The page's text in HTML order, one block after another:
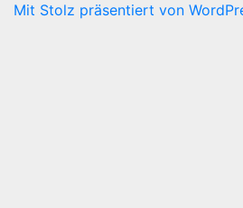
Mit Stolz präsentiert von